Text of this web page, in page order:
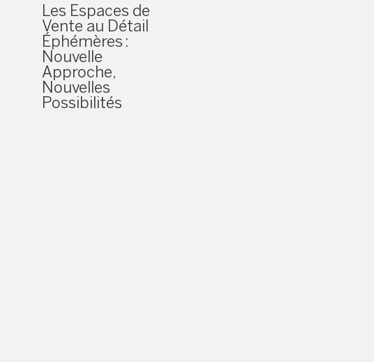
Les Espaces de
Vente au Détail
Éphémères :
Nouvelle
Approche,
Nouvelles
Possibilités